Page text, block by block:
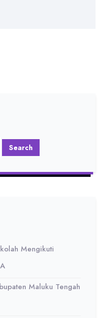
Mengikuti
Maluku Tengah